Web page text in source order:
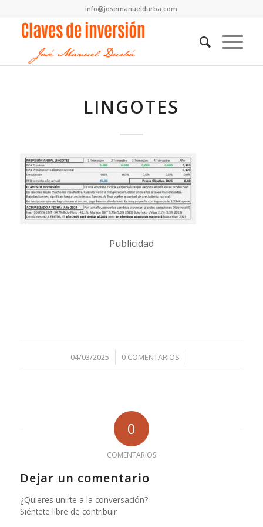
info@josemanueldurba.com
LINGOTES
Publicidad
04/03/2025
/ 0 COMENTARIOS
/
0
COMENTARIOS
Dejar un comentario
¿Quieres unirte a la conversación?
Siéntete libre de contribuir